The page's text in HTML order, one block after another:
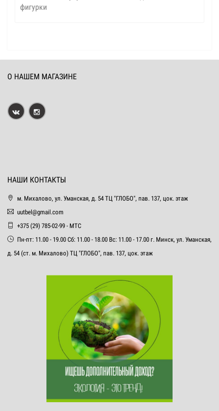
фигурки
О НАШЕМ МАГАЗИНЕ
НАШИ КОНТАКТЫ
м. Михалово, ул. Уманская, д. 54 ТЦ "ГЛОБО", пав. 137, цок. этаж
uutbel@gmail.com
+375 (29) 785-02-99 - МТС
Пн-пт: 11.00 - 19.00 Сб: 11.00 - 18.00 Вс: 11.00 - 17.00 г. Минск, ул. Уманская,
д. 54 (ст. м. Михалово) ТЦ "ГЛОБО", пав. 137, цок. этаж